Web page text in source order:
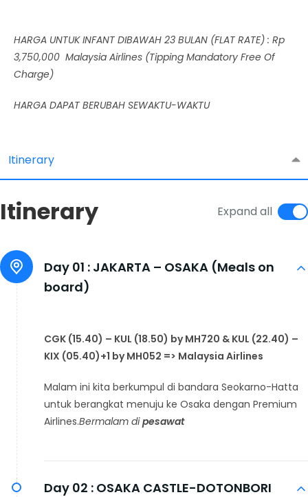
HARGA UNTUK INFANT DIBAWAH 23 BULAN (FLAT RATE) : Rp
3,750,000 Malaysia Airlines (Tipping Mandatory Free Of
Charge)
HARGA DAPAT BERUBAH SEWAKTU-WAKTU
Itinerary
Itinerary Expand all
Day 01 : JAKARTA – OSAKA (Meals on
board)
CGK (15.40) – KUL (18.50) by MH720 & KUL (22.40) –
KIX (05.40)+1 by MH052 => Malaysia Airlines
Malam ini kita berkumpul di bandara Seokarno-Hatta
untuk berangkat menuju ke Osaka dengan Premium
Airlines.Bermalam dipesawat
Day 02 : OSAKA CASTLE-DOTONBORI